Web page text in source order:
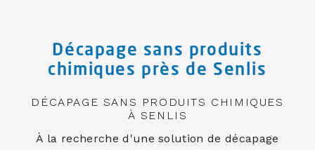
Décapage sans produits
chimiques près de Senlis
DÉCAPAGE SANS PRODUITS CHIMIQUES
À SENLIS
À la recherche d'une solution de décapage